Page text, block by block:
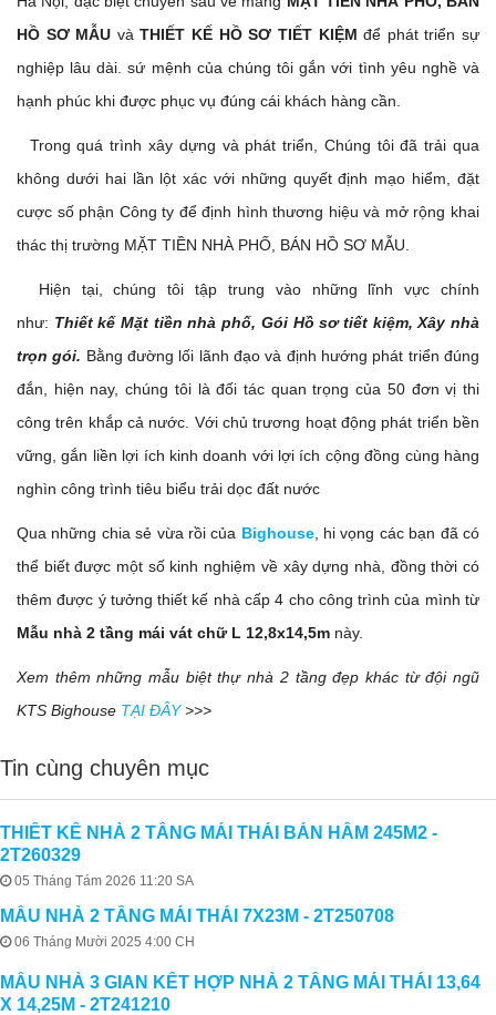
HỒ SƠ MẪU vàTHIẾT KẾ HỒ SƠ TIẾT KIỆM để phát triển sự
nghiệp lâu dài. sứ mệnh của chúng tôi gắn với tình yêu nghề và
hạnh phúc khi được phục vụ đúng cái khách hàng cần.
Trong quá trình xây dựng và phát triển, Chúng tôi đã trải qua
không dưới hai lần lột xác với những quyết định mạo hiểm, đặt
cược số phận Công ty để định hình thương hiệu và mở rộng khai
thác thị trường MẶT TIỀN NHÀ PHỐ, BÁN HỒ SƠ MẪU.
Hiện tại, chúng tôi tập trung vào những lĩnh vực chính
như: Thiết kế Mặt tiền nhà phố, Gói Hồ sơ tiết kiệm, Xây nhà
trọn gói. Bằng đường lối lãnh đạo và định hướng phát triển đúng
đắn, hiện nay, chúng tôi là đối tác quan trọng của 50 đơn vị thi
công trên khắp cả nước. Với chủ trương hoạt động phát triển bền
vững, gắn liền lợi ích kinh doanh với lợi ích cộng đồng cùng hàng
nghìn công trình tiêu biểu trải dọc đất nước
Qua những chia sẻ vừa rồi của Bighouse, hi vọng các bạn đã có
thể biết được một số kinh nghiệm về xây dựng nhà, đồng thời có
thêm được ý tưởng thiết kế nhà cấp 4 cho công trình của mình từ
Mẫu nhà 2 tầng mái vát chữ L 12,8x14,5m này.
Xem thêm những mẫu biệt thự nhà 2 tầng đẹp khác từ đội ngũ
KTS Bighouse TẠI ĐÂY>>>
Tin cùng chuyên mục
THIẾT KẾ NHÀ 2 TẦNG MÁI THÁI BÁN HẦM 245M2 -
2T260329
05 Tháng Tám 2026 11:20 SA
MẪU NHÀ 2 TẦNG MÁI THÁI 7X23M - 2T250708
06 Tháng Mười 2025 4:00 CH
MẪU NHÀ 3 GIAN KẾT HỢP NHÀ 2 TẦNG MÁI THÁI 13,64
X 14,25M - 2T241210